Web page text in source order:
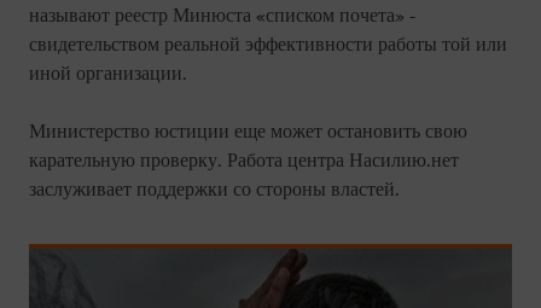
называют реестр Минюста «списком почета» -
свидетельством реальной эффективности работы той или
иной организации.
Министерство юстиции еще может остановить свою
карательную проверку. Работа центра Насилию.нет
заслуживает поддержки со стороны властей.